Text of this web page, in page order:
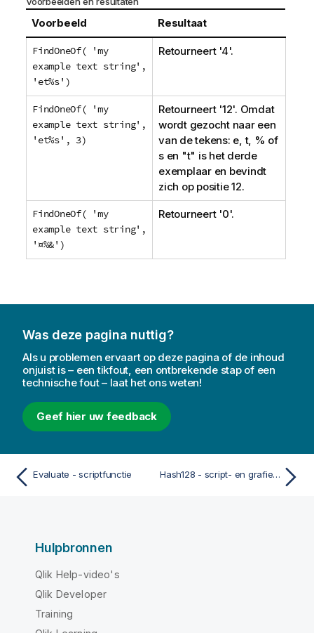
Voorbeeld Resultaat
FindOneOf( 'my
example text string',
'et%s')
Retourneert '4'.
FindOneOf( 'my
example text string',
'et%s', 3)
Retourneert '12'. Omdat
wordt gezocht naar een
van de tekens: e,t, % of
sen "t" is het derde
exemplaar en bevindt
zich op positie 12.
FindOneOf( 'my
example text string',
'¤%&')
Retourneert '0'.
Was deze pagina nuttig?
Als u problemen ervaart op deze pagina of de inhoud
onjuist is – een tikfout, een ontbrekende stap of een
technische fout – laat het ons weten!
Geef hier uw feedback
Evaluate - scriptfunctie Hash128 - script- en grafiekfunctie
Hulpbronnen
Qlik Help-video's
Qlik Developer
Training